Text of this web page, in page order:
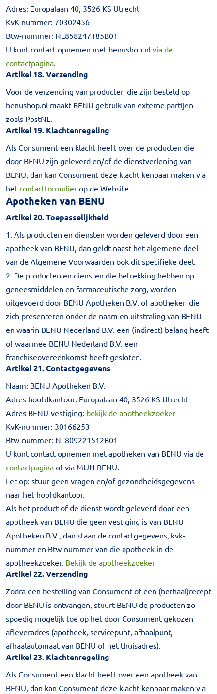
Adres: Europalaan 40, 3526 KS Utrecht
KvK-nummer: 70302456
Btw-nummer: NL858247185B01
U kunt contact opnemen met benushop.nl via de
contactpagina.
Artikel 18. Verzending
Voor de verzending van producten die zijn besteld op
benushop.nl maakt BENU gebruik van externe partijen
zoals PostNL.
Artikel 19. Klachtenregeling
Als Consument een klacht heeft over de producten die
door BENU zijn geleverd en/of de dienstverlening van
BENU, dan kan Consument deze klacht kenbaar maken via
het contactformulier op de Website.
Apotheken van BENU
Artikel 20. Toepasselijkheid
1. Als producten en diensten worden geleverd door een
apotheek van BENU, dan geldt naast het algemene deel
van de Algemene Voorwaarden ook dit specifieke deel.
2. De producten en diensten die betrekking hebben op
geneesmiddelen en farmaceutische zorg, worden
uitgevoerd door BENU Apotheken B.V. of apotheken die
zich presenteren onder de naam en uitstraling van BENU
en waarin BENU Nederland B.V. een (indirect) belang heeft
of waarmee BENU Nederland B.V. een
franchiseovereenkomst heeft gesloten.
Artikel 21. Contactgegevens
Naam: BENU Apotheken B.V.
Adres hoofdkantoor: Europalaan 40, 3526 KS Utrecht
Adres BENU-vestiging: bekijk de apotheekzoeker
KvK-nummer: 30166253
Btw-nummer: NL809221512B01
U kunt contact opnemen met apotheken van BENU via de
contactpagina of via MIJN BENU.
Let op: stuur geen vragen en/of gezondheidsgegevens
naar het hoofdkantoor.
Als het product of de dienst wordt geleverd door een
apotheek van BENU die geen vestiging is van BENU
Apotheken B.V., dan staan de contactgegevens, kvk-
nummer en Btw-nummer van die apotheek in de
apotheekzoeker. Bekijk de apotheekzoeker
Artikel 22. Verzending
Zodra een bestelling van Consument of een (herhaal)recept
door BENU is ontvangen, stuurt BENU de producten zo
spoedig mogelijk toe op het door Consument gekozen
afleveradres (apotheek, servicepunt, afhaalpunt,
afhaalautomaat van BENU of het thuisadres).
Artikel 23. Klachtenregeling
Als Consument een klacht heeft over een apotheek van
BENU, dan kan Consument deze klacht kenbaar maken via